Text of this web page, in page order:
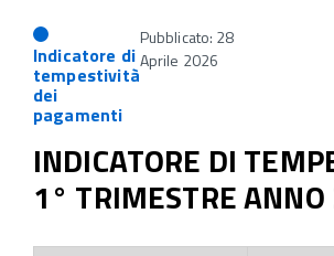
Indicatore di
tempestività
dei
pagamenti
Pubblicato: 28
Aprile 2026
INDICATORE DI
1° TRIMESTRE